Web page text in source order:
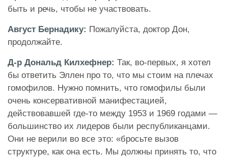
быть и речь, чтобы не участвовать.
Август Бернадику: Пожалуйста, доктор Дон,
продолжайте.
Д-р Дональд Килхефнер: Так, во-первых, я хотел
бы ответить Эллен про то, что мы стоим на плечах
гомофилов. Нужно помнить, что гомофилы были
очень консервативной манифестацией,
действовавшей где-то между 1953 и 1969 годами —
большинство их лидеров были республиканцами.
Они не верили во все это: «бросьте вызов
структуре, как она есть. Мы должны принять то, что